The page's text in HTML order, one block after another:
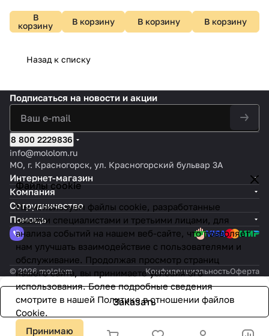
В
корзину
В корзину В корзину В корзину
Назад к списку
Заказать
Файлы cookie
Мы используем файлы cookie, разработанные
нашими специалистами и третьими лицами, для
анализа событий на нашем веб-сайте, что позволяет
нам улучшать взаимодействие с пользователями и
обслуживание. Продолжая просмотр страниц
нашего сайта, вы принимаете условия его
использования. Более подробные сведения
смотрите в нашей Политике в отношении файлов
Cookie.
Принимаю
Подписаться на новости и акции
8 800 2229836
info@mololom.ru
МО, г. Красногорск, ул. Красногорский бульвар 3А
Интернет-магазин
Компания
Сотрудничество
Помощь
© 2026 mololom КонфиденциальностьОферта